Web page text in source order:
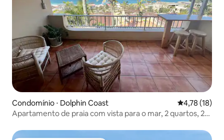
Condomínio ⋅ Dolphin Coast 4,78 de uma
4,78 (18)
Apartamento de praia com vista para o mar, 2 quartos, 2